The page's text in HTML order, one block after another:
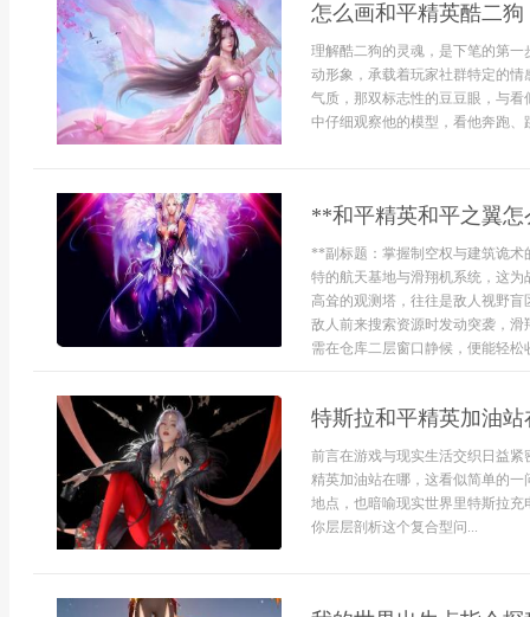
怎么画和平精英酷二
理解酷二狗的灵魂，是下笔的第
动形象，承载着玩家社群特定的
气质，那双标志性的豆豆眼，与
中仔细观察他的模型，看他奔跑、
**和平精英和平之翼
**副标题：掌握制空权与建筑诡
特的航天基地与滑翔机系统，这
高耸的观测塔，往往是敌人视野
敌人前来搜索资源时发动突袭，
需在仓库二层窗口静候，便能轻松
特斯拉和平精英加油
前言在游戏与现实生活交织日益
精英加油站在哪，这看似简单的
地点，也暗喻现实世界里特斯拉
你层层剖析这个复合型问...